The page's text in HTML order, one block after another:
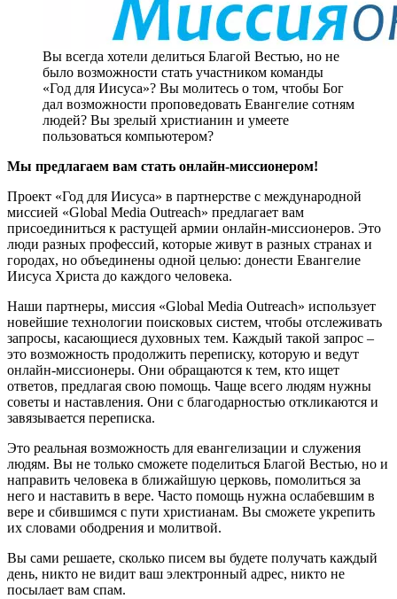
Вы всегда хотели делиться Благой Вестью, но не
было возможности стать участником команды
«Год для Иисуса»? Вы молитесь о том, чтобы Бог
дал возможности проповедовать Евангелие сотням
людей? Вы зрелый христианин и умеете
пользоваться компьютером?
Мы предлагаем вам стать онлайн-миссионером!
Проект «Год для Иисуса» в партнерстве с международной
миссией «Global Media Outreach» предлагает вам
присоединиться к растущей армии онлайн-миссионеров. Это
люди разных профессий, которые живут в разных странах и
городах, но объединены одной целью: донести Евангелие
Иисуса Христа до каждого человека.
Наши партнеры, миссия «Global Media Outreach» использует
новейшие технологии поисковых систем, чтобы отслеживать
запросы, касающиеся духовных тем. Каждый такой запрос –
это возможность продолжить переписку, которую и ведут
онлайн-миссионеры. Они обращаются к тем, кто ищет
ответов, предлагая свою помощь. Чаще всего людям нужны
советы и наставления. Они с благодарностью откликаются и
завязывается переписка.
Это реальная возможность для евангелизации и служения
людям. Вы не только сможете поделиться Благой Вестью, но и
направить человека в ближайшую церковь, помолиться за
него и наставить в вере. Часто помощь нужна ослабевшим в
вере и сбившимся с пути христианам. Вы сможете укрепить
их словами ободрения и молитвой.
Вы сами решаете, сколько писем вы будете получать каждый
день, никто не видит ваш электронный адрес, никто не
посылает вам спам.